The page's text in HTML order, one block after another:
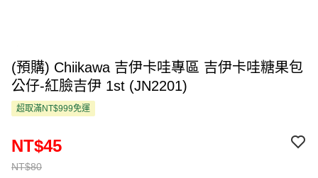
(預購) Chiikawa 吉伊卡哇專區 吉伊卡哇糖果包
公仔-紅臉吉伊 1st (JN2201)
超取滿NT$999免運
NT$80
NT$45